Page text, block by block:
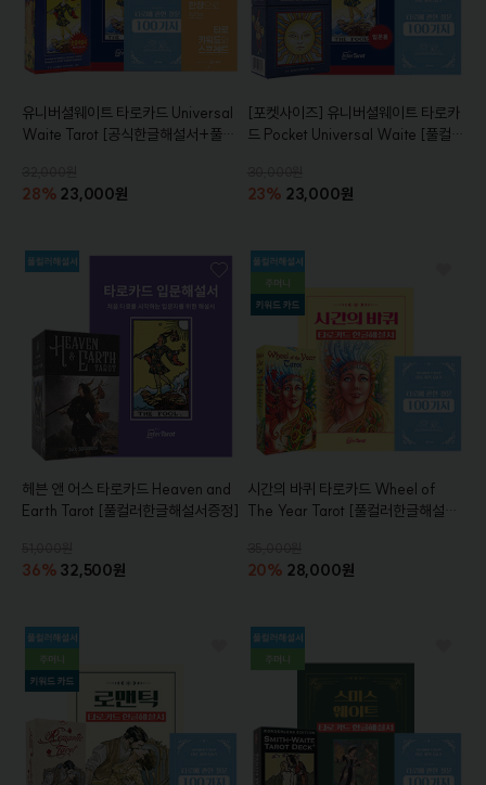
유니버셜웨이트 타로카드 Universal
Waite Tarot [공식한글해설서+풀컬
28% 23,000원
[포켓사이즈] 유니버셜웨이트 타로카
드Pocket Universal Waite [풀컬러
23% 23,000원
헤븐 앤 어스 타로카드 Heaven and
Earth Tarot [풀컬러한글해설서증정]
36% 32,500원
시간의 바퀴 타로카드Wheel of
The Year Tarot [풀컬러한글해설서
20% 28,000원